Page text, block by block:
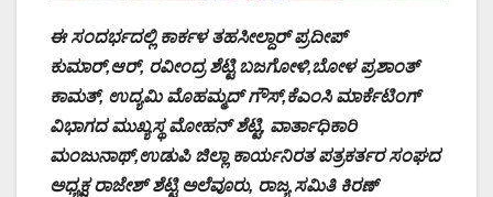
ಈ ಸಂದರ್ಭದಲ್ಲಿ ಕಾರ್ಕಳ ತಹಸೀಲ್ದಾರ್ ಪ್ರದೀಪ್
ಕುಮಾರ್,ಆರ್, ರವೀಂದ್ರ ಶೆಟ್ಟಿ ಬಜಗೋಳಿ,ಬೋಳ ಪ್ರಶಾಂತ್
ಕಾಮತ್, ಉದ್ಯಮಿ ಮೊಹಮ್ಮದ್ ಗೌಸ್,ಕೆಎಂಸಿ ಮಾರ್ಕೆಟಿಂಗ್
ವಿಭಾಗದ ಮುಖ್ಯಸ್ಥ ಮೋಹನ್ ಶೆಟ್ಟಿ, ವಾರ್ತಾಧಿಕಾರಿ
ಮಂಜುನಾಥ್,ಉಡುಪಿ ಜಿಲ್ಲಾ ಕಾರ್ಯನಿರತ ಪತ್ರಕರ್ತರ ಸಂಘದ
ಅಧ್ಯಕ್ಷ ರಾಜೇಶ್ ಶೆಟ್ಟಿ ಅಲೆವೂರು, ರಾಜ್ಯ ಸಮಿತಿ ಕಿರಣ್